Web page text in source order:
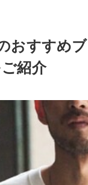
おすすめ
紹介